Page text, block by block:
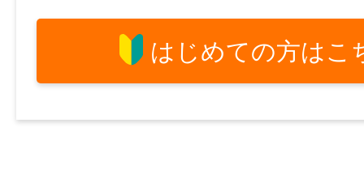
はじめての方はこ